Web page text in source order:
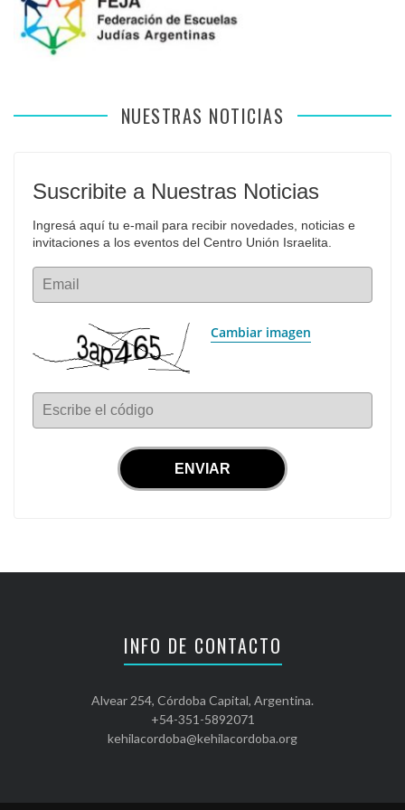
NUESTRAS NOTICIAS
Suscribite a Nuestras Noticias
Ingresá aquí tu e-mail para recibir novedades, noticias e
invitaciones a los eventos del Centro Unión Israelita.
Email
Cambiar imagen
Escribe el código
INFO DE CONTACTO
Alvear 254, Córdoba Capital, Argentina.
+54-351-5892071
kehilacordoba@kehilacordoba.org